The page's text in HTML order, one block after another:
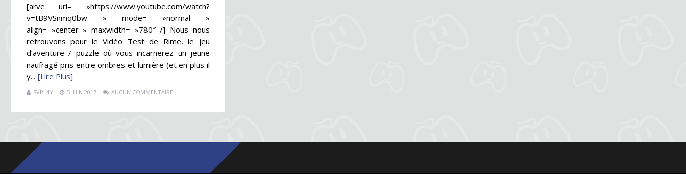
[arve url= »https://www.youtube.com/watch?
v=tB9VSnmq0bw » mode= »normal »
align= »center » maxwidth= »780″ /] Nous nous
retrouvons pour le Vidéo Test de Rime, le jeu
d’aventure / puzzle où vous incarnerez un jeune
naufragé pris entre ombres et lumière (et en plus il
y... [Lire Plus]
SVPL4Y 5 JUIN 2017 AUCUN COMMENTAIRE